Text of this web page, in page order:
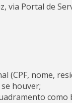
Portal de
(CPF, nome,
houver;
como